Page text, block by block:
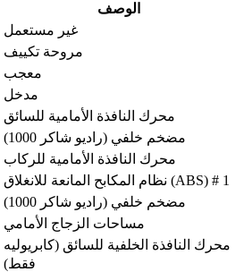
الوصف
غير مستعمل
مروحة تكييف
معجب
مدخل
محرك النافذة الأمامية للسائق
مضخم خلفي (راديو شاكر 1000)
محرك النافذة الأمامية للركاب
نظام المكابح المانعة للانغلاق (ABS) # 1
مضخم خلفي (راديو شاكر 1000)
مساحات الزجاج الأمامي
محرك النافذة الخلفية للسائق (كابريوليه
فقط)